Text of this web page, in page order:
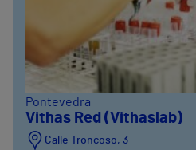
Pontevedra
Vithas Red (Vithaslab)
Calle Troncoso, 3